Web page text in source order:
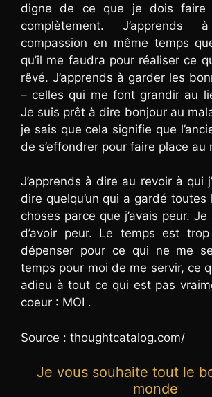
digne de ce que je dois faire
complètement.
compassion en même temps
qu’il me faudra pour réaliser ce
rêvé. J’apprends à garder les
– celles qui me font grandir au
Je suis prêt à dire bonjour au
je sais que cela signifie que
de s’effondrer pour faire place au
J’apprends à dire au revoir à qui
dire quelqu’un qui a gardé toutes
choses parce que j’avais peur.
d’avoir peur. Le temps est
dépenser pour ce qui ne me
temps pour moi de me servir, ce
adieu à tout ce qui est pas
coeur : MOI .
Source : thoughtcatalog.com/
Je vous souhaite tout le
monde